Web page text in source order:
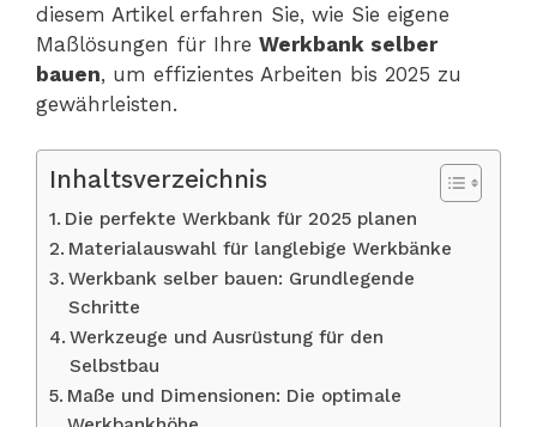
diesem Artikel erfahren Sie, wie Sie eigene
Maßlösungen für Ihre Werkbank selber
bauen, um effizientes Arbeiten bis 2025 zu
gewährleisten.
Inhaltsverzeichnis
Die perfekte Werkbank für 2025 planen
Materialauswahl für langlebige Werkbänke
Werkbank selber bauen: Grundlegende
Schritte
Werkzeuge und Ausrüstung für den
Selbstbau
Maße und Dimensionen: Die optimale